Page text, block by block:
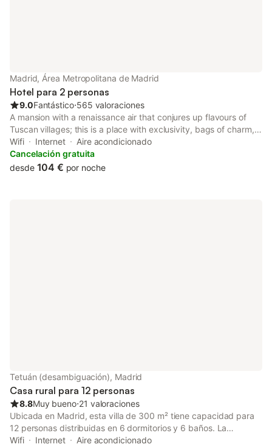
Madrid, Área Metropolitana de Madrid
Hotel para 2 personas
9.0Fantástico⋅565 valoraciones
A mansion with a renaissance air that conjures up flavours of
Tuscan villages; this is a place with exclusivity, bags of charm,
and surrounded by magnificent gardens and hundred-year-old
cedars, that give the place its name.
Wifi Internet
Aire acondicionado
Cancelación gratuita
desde 104 € por noche
Tetuán (desambiguación), Madrid
Casa rural para 12 personas
8.8Muy bueno⋅21 valoraciones
Ubicada en Madrid, esta villa de 300 m² tiene capacidad para
12 personas distribuidas en 6 dormitorios y 6 baños. La
propiedad se encuentra a 1000 m del centro de la ciudad y a
Wifi Internet
Aire acondicionado